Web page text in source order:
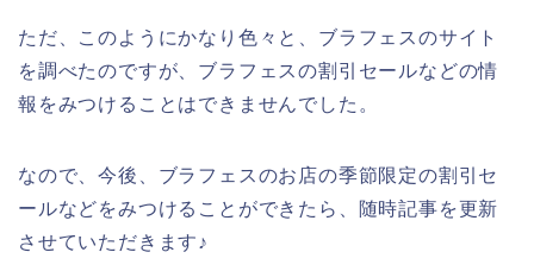
ただ、このようにかなり色々と、ブラフェスのサイト
を調べたのですが、ブラフェスの割引セールなどの情
報をみつけることはできませんでした。
なので、今後、ブラフェスのお店の季節限定の割引セ
ールなどをみつけることができたら、随時記事を更新
させていただきます♪